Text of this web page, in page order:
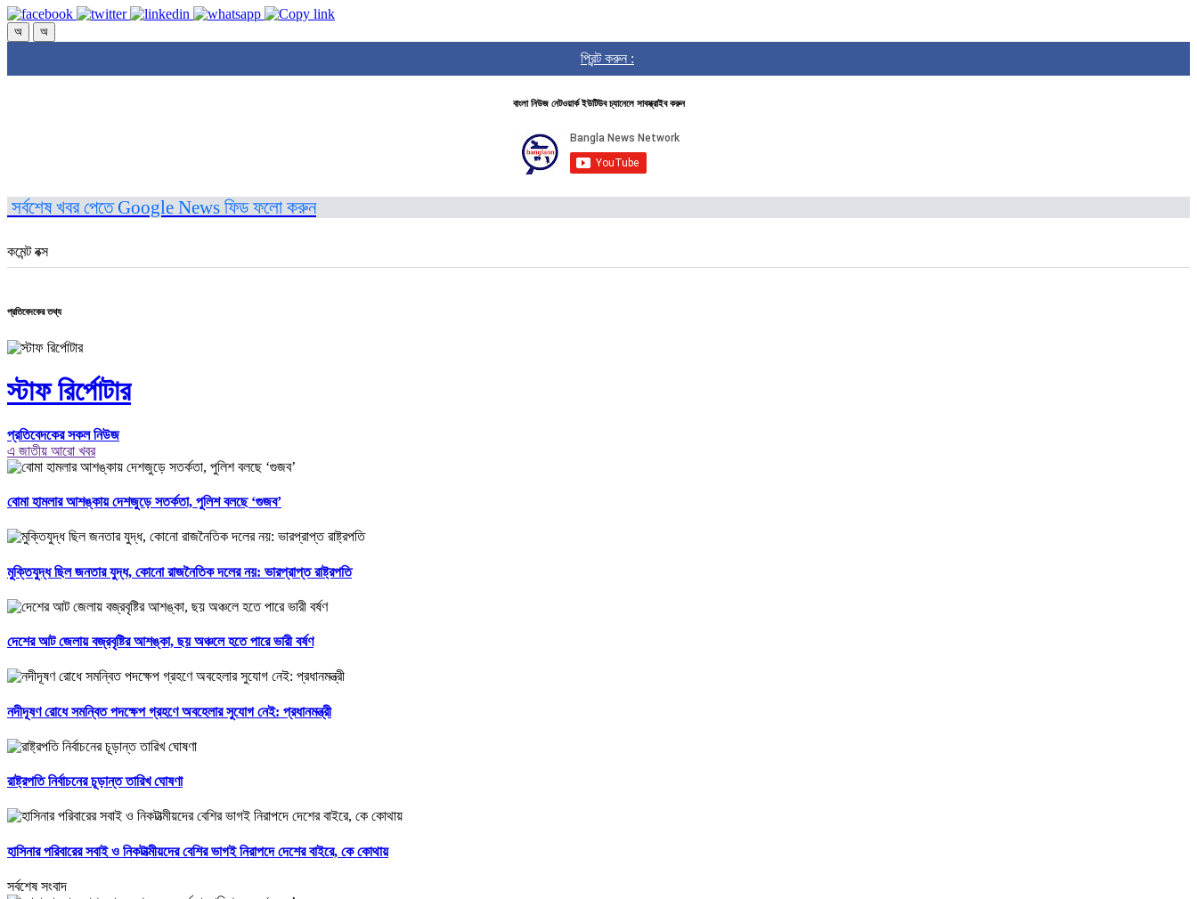
অ অ
প্রিন্ট করুন :
বাংলা নিউজ নেটওয়ার্ক ইউটিউব চ্যানেলে সাবস্ক্রাইব করুন
সর্বশেষ খবর পেতে Google News ফিড ফলো করুন
কমেন্ট বক্স
প্রতিবেদকের তথ্য
স্টাফ রির্পোটার
প্রতিবেদকের সকল নিউজ
এ জাতীয় আরো খবর
বোমা হামলার আশঙ্কায় দেশজুড়ে সতর্কতা, পুলিশ বলছে ‘গুজব’
মুক্তিযুদ্ধ ছিল জনতার যুদ্ধ, কোনো রাজনৈতিক দলের নয়: ভারপ্রাপ্ত রাষ্ট্রপতি
দেশের আট জেলায় বজ্রবৃষ্টির আশঙ্কা, ছয় অঞ্চলে হতে পারে ভারী বর্ষণ
নদীদূষণ রোধে সমন্বিত পদক্ষেপ গ্রহণে অবহেলার সুযোগ নেই: প্রধানমন্ত্রী
রাষ্ট্রপতি নির্বাচনের চূড়ান্ত তারিখ ঘোষণা
হাসিনার পরিবারের সবাই ও নিকটাত্মীয়দের বেশির ভাগই নিরাপদে দেশের বাইরে, কে কোথায়
সর্বশেষ সংবাদ